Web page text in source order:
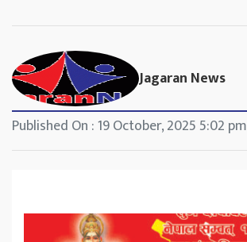
Jagaran News
Published On : 19 October, 2025 5:02 pm